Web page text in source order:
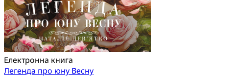
Електронна книга
Легенда про юну Весну